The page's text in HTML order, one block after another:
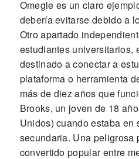
Omegle es un claro
debería evitarse debido a
Otro apartado
estudiantes universitarios,
destinado a conectar a
plataforma o herramienta
más de diez años que
Brooks, un joven de 18
Unidos) cuando estaba en
secundaria. Una peligrosa
convertido popular entre